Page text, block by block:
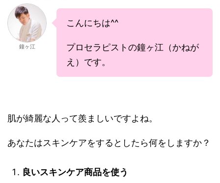
鐘ヶ江
こんにちは^^
プロセラピストの鐘ヶ江（かねが
え）です。
肌が綺麗な人って羨ましいですよね。
あなたはスキンケアをするとしたら何をしますか？
良いスキンケア商品を使う